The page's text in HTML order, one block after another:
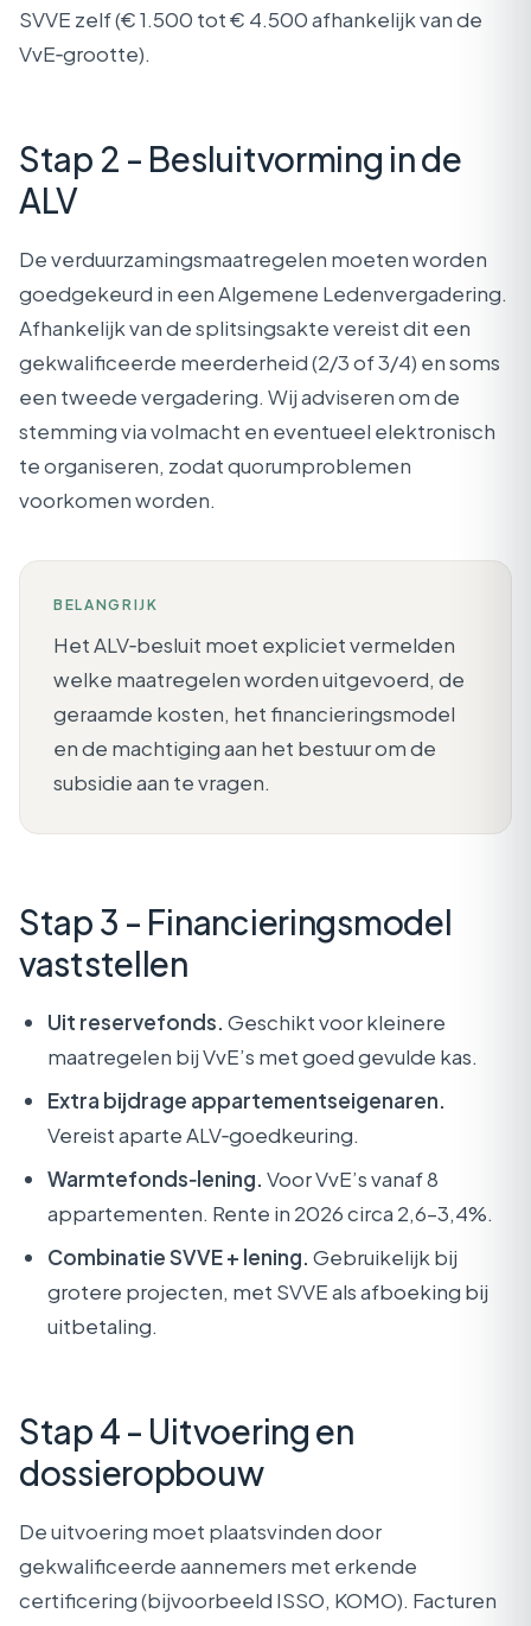
SVVE zelf (€ 1.500 tot € 4.500 afhankelijk van de
VvE‑grootte).
Stap 2 - Besluitvorming in de
ALV
De verduurzamingsmaatregelen moeten worden
goedgekeurd in een Algemene Ledenvergadering.
Afhankelijk van de splitsingsakte vereist dit een
gekwalificeerde meerderheid (2/3 of 3/4) en soms
een tweede vergadering. Wij adviseren om de
stemming via volmacht en eventueel elektronisch
te organiseren, zodat quorumproblemen
voorkomen worden.
BELANGRIJK
Het ALV‑besluit moet expliciet vermelden
welke maatregelen worden uitgevoerd, de
geraamde kosten, het financieringsmodel
en de machtiging aan het bestuur om de
subsidie aan te vragen.
Stap 3 - Financieringsmodel
vaststellen
Uit reservefonds. Geschikt voor kleinere
maatregelen bij VvE’s met goed gevulde kas.
Extra bijdrage appartementseigenaren.
Vereist aparte ALV‑goedkeuring.
Warmtefonds‑lening. Voor VvE’s vanaf 8
appartementen. Rente in 2026 circa 2,6–3,4%.
Combinatie SVVE + lening. Gebruikelijk bij
grotere projecten, met SVVE als afboeking bij
uitbetaling.
Stap 4 - Uitvoering en
dossieropbouw
De uitvoering moet plaatsvinden door
gekwalificeerde aannemers met erkende
certificering (bijvoorbeeld ISSO, KOMO). Facturen